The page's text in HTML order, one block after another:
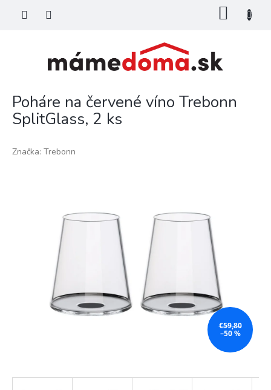
Poháre na červené víno Trebonn
SplitGlass, 2 ks
Značka: Trebonn
€59,80
–50 %